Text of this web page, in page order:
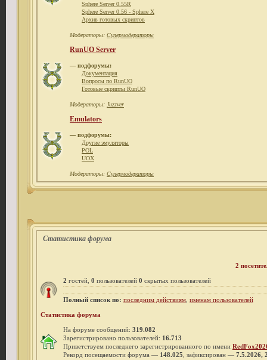
Sphere Server 0.55R
Sphere Server 0.56 - Sphere X
Архив готовых скриптов
Модераторы: Супермодераторы
RunUO Server
— подфорумы:
Документация
Вопросы по RunUO
Готовые скрипты RunUO
Модераторы: Juzzver
Emulators
— подфорумы:
Другие эмуляторы
POL
UOX
Модераторы: Супермодераторы
Статистика форума
2
2 гостей, 0 пользователей 0 скрытых пользователей
Полный список по: последним действиям именам пользователей
Статистика форума
На форуме сообщений: 319.082
Зарегистрировано пользователей: 16.713
Приветствуем последнего зарегистрированного по имени
Рекорд посещаемости форума — 148.025 , зафиксирован — 7.5.2026,